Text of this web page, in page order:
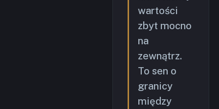
wartości
zbyt mocno
na
zewnątrz.
To sen o
granicy
między